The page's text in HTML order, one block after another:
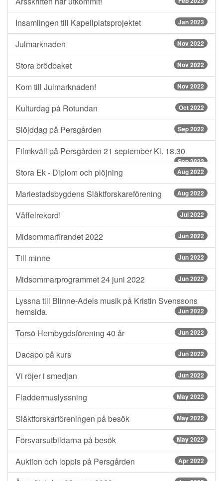
Insamlingen till Kapellplatsprojektet Jan 2023
Julmarknaden Nov 2022
Stora brödbaket Nov 2022
Kom till Julmarknaden! Nov 2022
Kulturdag på Rotundan Oct 2022
Slöjddag på Persgården Sep 2022
Filmkväll på Persgården 21 september Kl. 18.30
Sep 2022
Stora Ek - Diplom och plöjning Aug 2022
Mariestadsbygdens Släktforskareförening Aug 2022
Våffelrekord! Jul 2022
Midsommarfirandet 2022 Jun 2022
Till minne Jun 2022
Midsommarprogrammet 24 juni 2022 Jun 2022
Lyssna till Blinne-Adels musik på Kristin Svenssons
hemsida.
Jun 2022
Torsö Hembygdsförening 40 år Jun 2022
Dacapo på kurs Jun 2022
Vi röjer i smedjan Jun 2022
Fladdermuslyssning May 2022
Släktforskarföreningen på besök May 2022
Försvarsutbildarna på besök May 2022
Auktion och loppis på Persgården Apr 2022